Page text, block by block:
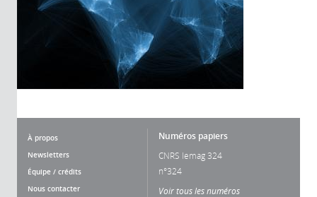
À propos
Newsletters
Équipe / crédits
Nous contacter
Numéros papiers
CNRS lemag 324
n°324
Voir tous les numéros